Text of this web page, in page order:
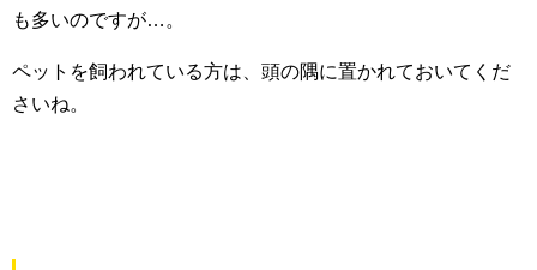
も多いのですが…。
ペットを飼われている方は、頭の隅に置かれておいてくだ
さいね。